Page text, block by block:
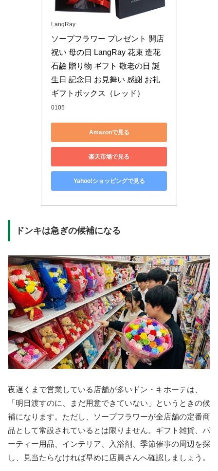
LangRay
ソープフラワー プレゼント 開店
祝い 母の日 LangRay 花束 造花
石鹼 贈り物 ギフト 敬老の日 誕
生日 記念日 お見舞い 感謝 お礼
ギフトボックス（レッド）
0105
Amazonで見る
楽天市場で見る
Yahoo!ショッピングで見る
ドンキは急ぎの候補になる
夜遅くまで営業している店舗が多いドン・キホーテは、
「明日渡すのに、まだ用意できていない」というときの候
補になります。ただし、ソープフラワーが全店舗の定番商
品として常設されているとは限りません。ギフト雑貨、パ
ーティー用品、インテリア、入浴剤、季節催事の周辺を探
し、見当たらなければ早めに店員さんへ確認しましょう。